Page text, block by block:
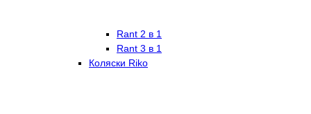
Rant 2 в 1
Rant 3 в 1
Коляски Riko